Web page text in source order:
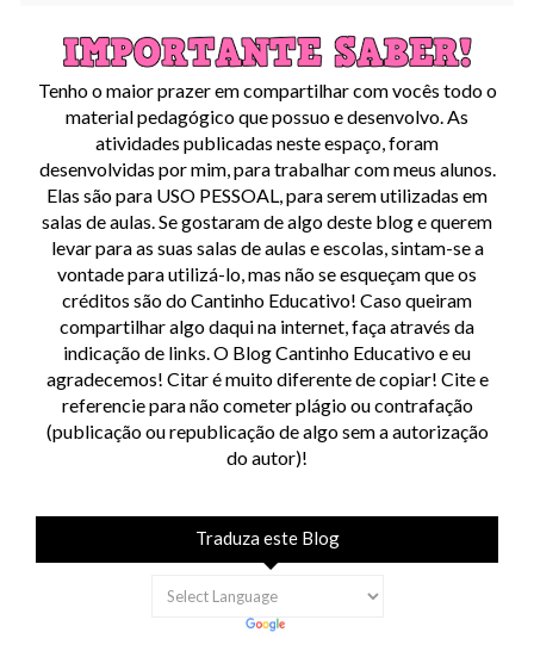
Tenho o maior prazer em compartilhar com vocês todo o
material pedagógico que possuo e desenvolvo. As
atividades publicadas neste espaço, foram
desenvolvidas por mim, para trabalhar com meus alunos.
Elas são para USO PESSOAL, para serem utilizadas em
salas de aulas. Se gostaram de algo deste blog e querem
levar para as suas salas de aulas e escolas, sintam-se a
vontade para utilizá-lo, mas não se esqueçam que os
créditos são do Cantinho Educativo! Caso queiram
compartilhar algo daqui na internet, faça através da
indicação de links. O Blog Cantinho Educativo e eu
agradecemos! Citar é muito diferente de copiar! Cite e
referencie para não cometer plágio ou contrafação
(publicação ou republicação de algo sem a autorização
do autor)!
Traduza este Blog